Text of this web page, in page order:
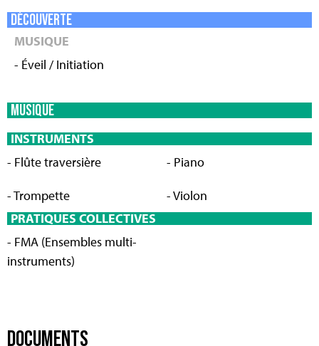
DÉCOUVERTE
MUSIQUE
- Éveil / Initiation
MUSIQUE
INSTRUMENTS
- Flûte traversière
- Piano
- Trompette
- Violon
PRATIQUES COLLECTIVES
- FMA (Ensembles multi-
instruments)
DOCUMENTS